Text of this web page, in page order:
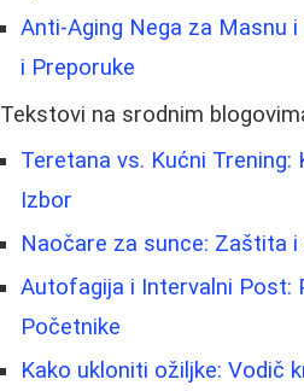
Anti-Aging Nega za Masnu
i Preporuke
Tekstovi na srodnim
Teretana vs. Kućni Trening:
Izbor
Naočare za sunce: Zaštita
Autofagija i Intervalni Post:
Početnike
Kako ukloniti ožiljke: Vodič